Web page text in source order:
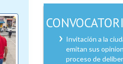
Invitación a la
emitan sus
proceso de